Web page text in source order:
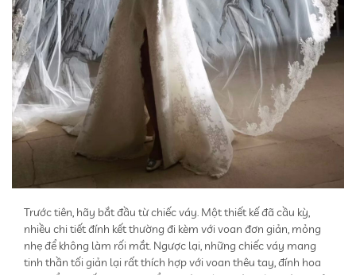
Trước tiên, hãy bắt đầu từ chiếc váy. Một thiết kế đã cầu kỳ,
nhiều chi tiết đính kết thường đi kèm với voan đơn giản, mỏng
nhẹ để không làm rối mắt. Ngược lại, những chiếc váy mang
tinh thần tối giản lại rất thích hợp với voan thêu tay, đính hoa